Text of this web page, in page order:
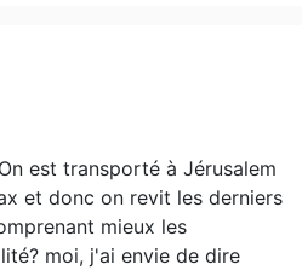
est transporté à Jérusalem
et donc on revit les derniers
mieux les
moi, j'ai envie de dire